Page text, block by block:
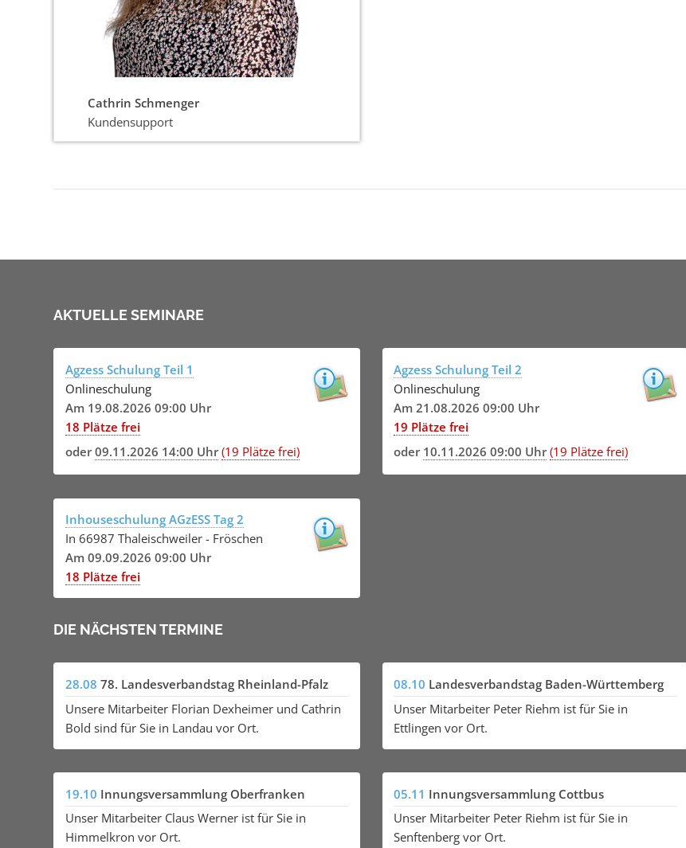
Cathrin Schmenger
Kundensupport
AKTUELLE SEMINARE
Agzess Schulung Teil 1
Onlineschulung
Am 19.08.2026 09:00 Uhr
18 Plätze frei
oder09.11.2026 14:00 Uhr (19 Plätze frei)
Agzess Schulung Teil 2
Onlineschulung
Am 21.08.2026 09:00 Uhr
19 Plätze frei
oder 10.11.2026 09:00 Uhr (19 Plätze frei)
Inhouseschulung AGzESS Tag 2
In 66987 Thaleischweiler - Fröschen
Am 09.09.2026 09:00 Uhr
18 Plätze frei
DIE NÄCHSTEN TERMINE
28.08 78. Landesverbandstag Rheinland-Pfalz
Unsere Mitarbeiter Florian Dexheimer und Cathrin
Bold sind für Sie in Landau vor Ort.
08.10 Landesverbandstag Baden-Württemberg
Unser Mitarbeiter Peter Riehm ist für Sie in
Ettlingen vor Ort.
19.10 Innungsversammlung Oberfranken
Unser Mitarbeiter Claus Werner ist für Sie in
Himmelkron vor Ort.
05.11 Innungsversammlung Cottbus
Unser Mitarbeiter Peter Riehm ist für Sie in
Senftenberg vor Ort.